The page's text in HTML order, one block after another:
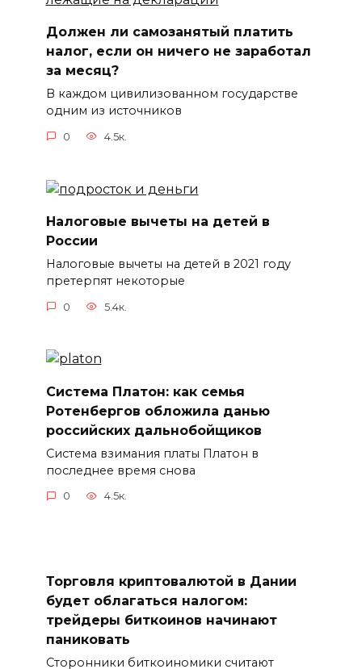
Должен ли самозанятый платить
налог, если он ничего не заработал
за месяц?
В каждом цивилизованном государстве
одним из источников
0 4.5к.
Налоговые вычеты на детей в
России
Налоговые вычеты на детей в 2021 году
претерпят некоторые
0 5.4к.
Система Платон: как семья
Ротенбергов обложила данью
российских дальнобойщиков
Система взимания платы Платон в
последнее время снова
0 4.5к.
Торговля криптовалютой в Дании
будет облагаться налогом:
трейдеры биткоинов начинают
паниковать
Сторонники биткоиномики считают